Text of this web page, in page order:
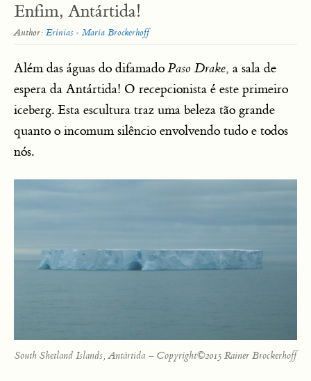
Enfim, Antártida!
Author: Erínias - Maria Brockerhoff
Além das águas do difamadoPaso Drake, a sala de
espera da Antártida! O recepcionista é este primeiro
iceberg. Esta escultura traz uma beleza tão grande
quanto o incomum silêncio envolvendo tudo e todos
nós.
South Shetland Islands, Antártida – Copyright©2015 Rainer Brockerhoff